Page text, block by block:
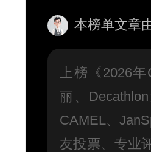
本榜单文章
上榜《2026
丽、
CAMEL、
友投票、专业